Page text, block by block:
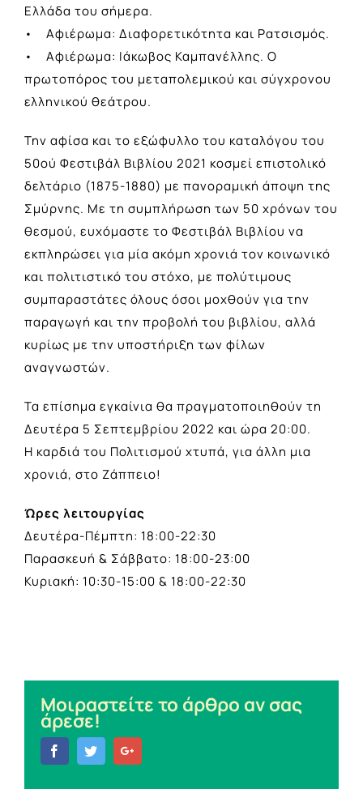
Ελλάδα του σήμερα.
• Αφιέρωμα: Διαφορετικότητα και Ρατσισμός.
• Αφιέρωμα: Ιάκωβος Καμπανέλλης. Ο
πρωτοπόρος του μεταπολεμικού και σύγχρονου
ελληνικού θεάτρου.
Την αφίσα και το εξώφυλλο του καταλόγου του
50ού Φεστιβάλ Βιβλίου 2021 κοσμεί επιστολικό
δελτάριο (1875-1880) με πανοραμική άποψη της
Σμύρνης. Με τη συμπλήρωση των 50 χρόνων του
θεσμού, ευχόμαστε το Φεστιβάλ Βιβλίου να
εκπληρώσει για μία ακόμη χρονιά τον κοινωνικό
και πολιτιστικό του στόχο, με πολύτιμους
συμπαραστάτες όλους όσοι μοχθούν για την
παραγωγή και την προβολή του βιβλίου, αλλά
κυρίως με την υποστήριξη των φίλων
αναγνωστών.
Τα επίσημα εγκαίνια θα πραγματοποιηθούν τη
Δευτέρα 5 Σεπτεμβρίου 2022 και ώρα 20:00.
Η καρδιά του Πολιτισμού χτυπά, για άλλη μια
χρονιά, στο Ζάππειο!
Ώρες λειτουργίας
Δευτέρα-Πέμπτη: 18:00-22:30
Παρασκευή & Σάββατο: 18:00-23:00
Κυριακή: 10:30-15:00 & 18:00-22:30
Μοιραστείτε το άρθρο αν σας
άρεσε!
FacebookTwitter